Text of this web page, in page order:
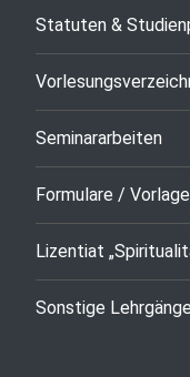
Statuten &
Seminararbeiten
Formulare /
Lizentiat
Sonstige Lehrgänge